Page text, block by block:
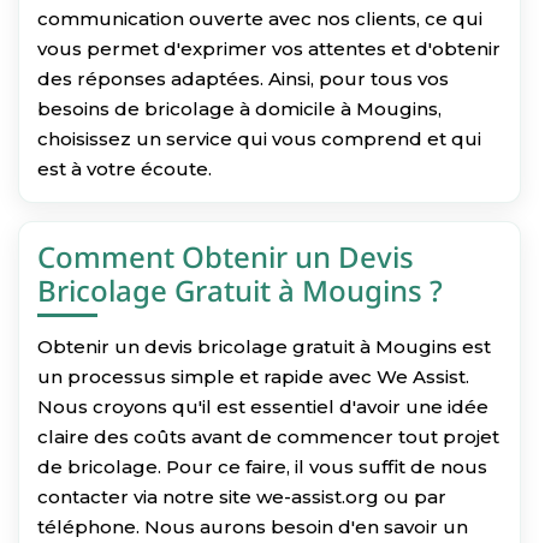
communication ouverte avec nos clients, ce qui
vous permet d'exprimer vos attentes et d'obtenir
des réponses adaptées. Ainsi, pour tous vos
besoins de bricolage à domicile à Mougins,
choisissez un service qui vous comprend et qui
est à votre écoute.
Comment Obtenir un Devis
Bricolage Gratuit à Mougins ?
Obtenir un devis bricolage gratuit à Mougins est
un processus simple et rapide avec We Assist.
Nous croyons qu'il est essentiel d'avoir une idée
claire des coûts avant de commencer tout projet
de bricolage. Pour ce faire, il vous suffit de nous
contacter via notre site we-assist.org ou par
téléphone. Nous aurons besoin d'en savoir un